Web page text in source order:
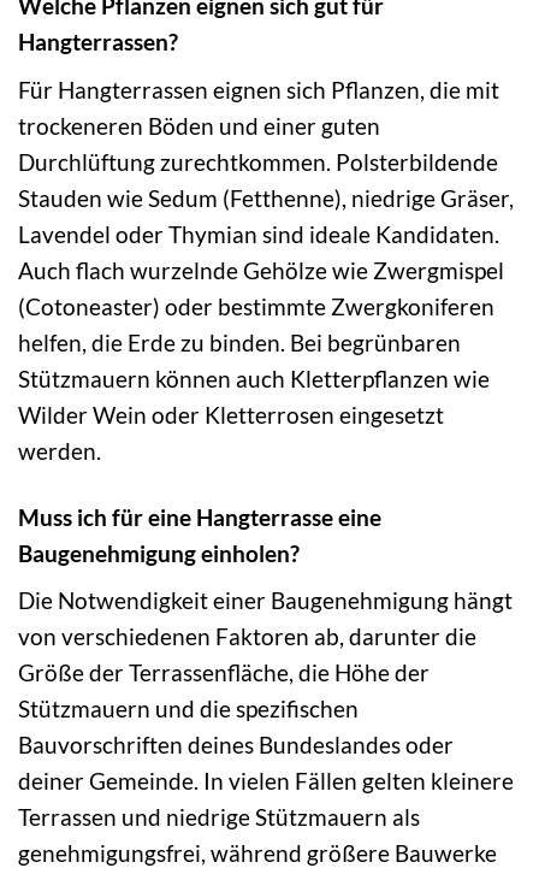
Welche Pflanzen eignen sich gut für
Hangterrassen?
Für Hangterrassen eignen sich Pflanzen, die mit
trockeneren Böden und einer guten
Durchlüftung zurechtkommen. Polsterbildende
Stauden wie Sedum (Fetthenne), niedrige Gräser,
Lavendel oder Thymian sind ideale Kandidaten.
Auch flach wurzelnde Gehölze wie Zwergmispel
(Cotoneaster) oder bestimmte Zwergkoniferen
helfen, die Erde zu binden. Bei begrünbaren
Stützmauern können auch Kletterpflanzen wie
Wilder Wein oder Kletterrosen eingesetzt
werden.
Muss ich für eine Hangterrasse eine
Baugenehmigung einholen?
Die Notwendigkeit einer Baugenehmigung hängt
von verschiedenen Faktoren ab, darunter die
Größe der Terrassenfläche, die Höhe der
Stützmauern und die spezifischen
Bauvorschriften deines Bundeslandes oder
deiner Gemeinde. In vielen Fällen gelten kleinere
Terrassen und niedrige Stützmauern als
genehmigungsfrei, während größere Bauwerke